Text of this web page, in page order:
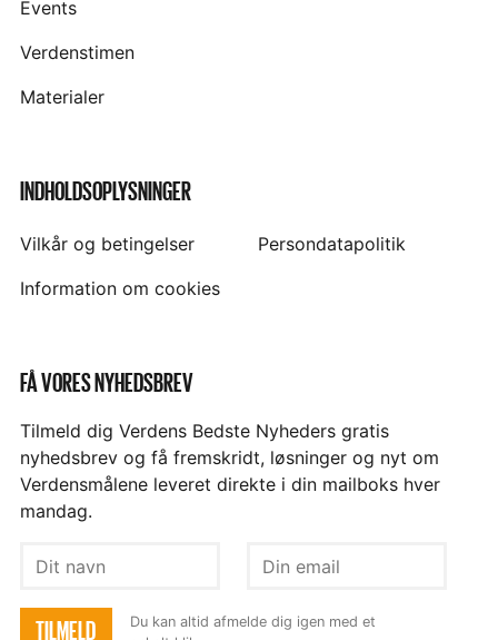
Events
Verdenstimen
Materialer
INDHOLDSOPLYSNINGER
Vilkår og betingelser
Persondatapolitik
Information om cookies
FÅ VORES NYHEDSBREV
Tilmeld dig Verdens Bedste Nyheders gratis
nyhedsbrev og få fremskridt, løsninger og nyt om
Verdensmålene leveret direkte i din mailboks hver
mandag.
Dit
Din
TILMELD
Du kan altid afmelde dig igen med et